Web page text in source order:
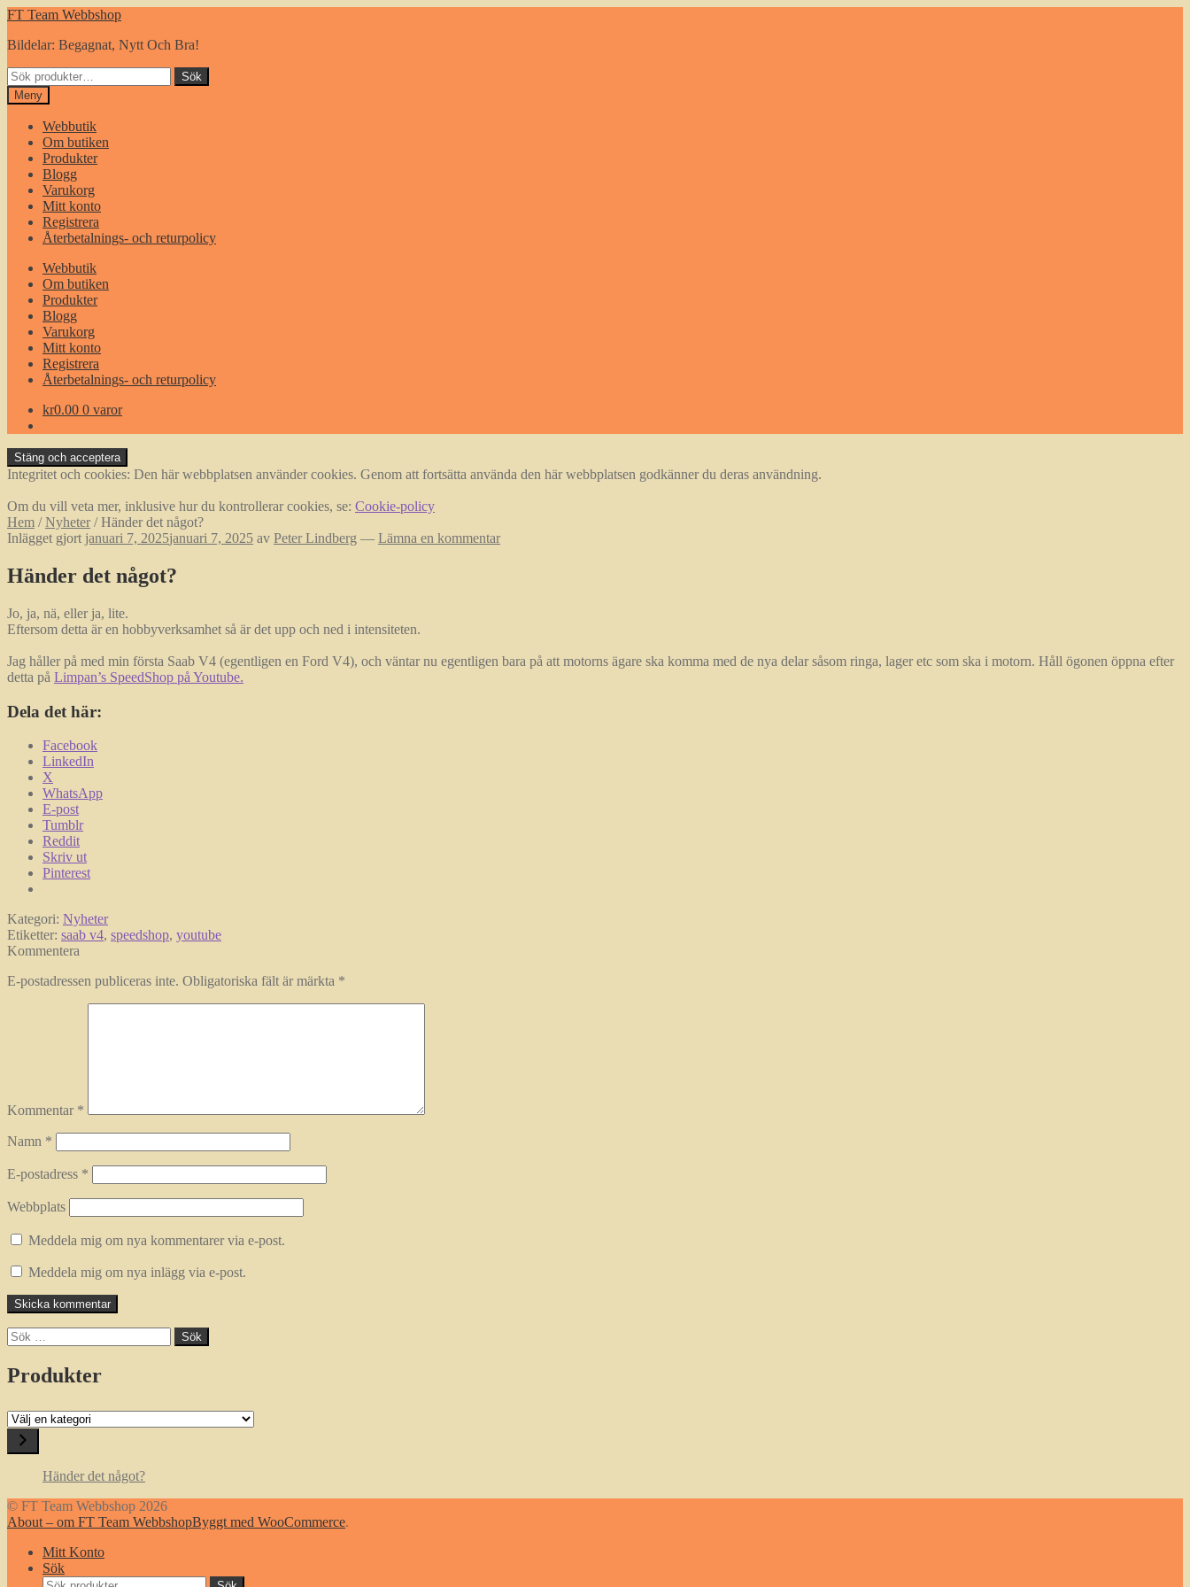
Hoppa
navigering
Gå
innehåll
FT Team Webbshop
Bildelar: Begagnat, Nytt Och Bra!
Sök
efter:
Sök
Meny
Webbutik
Om butiken
Produkter
Blogg
Varukorg
Mitt konto
Registrera
Återbetalnings- och returpolicy
Webbutik
Om butiken
Produkter
Blogg
Varukorg
Mitt konto
Registrera
Återbetalnings- och returpolicy
kr0.00 0 varor
Integritet och cookies: Den här webbplatsen använder cookies. Genom att fortsätta använda den här webbplatsen godkänner du deras användning.
Om du vill veta mer, inklusive hur du kontrollerar cookies, se: Cookie-policy
Hem /Nyheter /Händer det något?
Inlägget gjort januari 7, 2025januari 7, 2025 av Peter Lindberg — Lämna en kommentar
Händer det något?
Jo, ja, nä, eller ja, lite.
Eftersom detta är en hobbyverksamhet så är det upp och ned i intensiteten.
Jag håller på med min första Saab V4 (egentligen en Ford V4), och väntar nu egentligen bara på att motorns ägare ska komma med de nya delar såsom ringa, lager etc som ska i motorn. Håll ögonen öppna efter
detta på Limpan’s SpeedShop på Youtube.
Dela det här:
Facebook
LinkedIn
X
WhatsApp
E-post
Tumblr
Reddit
Skriv ut
Pinterest
Kategori: Nyheter
Etiketter: saab v4, speedshop, youtube
Kommentera
E-postadressen publiceras inte. Obligatoriska fält är märkta *
Kommentar *
Namn *
E-postadress *
Webbplats
Meddela mig om nya kommentarer via e-post.
Meddela mig om nya inlägg via e-post.
Sök
efter:
Produkter
Välj
en
kategori
Händer det något?
© FT Team Webbshop 2026
About – om FT Team WebbshopByggt med WooCommerce.
Mitt Konto
Sök
Sök